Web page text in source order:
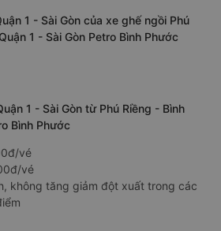
1 - Sài Gòn của xe ghế ngồi Phú
1 - Sài Gòn Petro Bình Phước
1 - Sài Gòn từ Phú Riềng - Bình
Bình Phước
vé
vé
không tăng giảm đột xuất trong các